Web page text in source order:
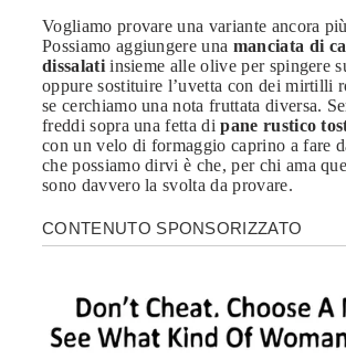
Vogliamo provare una variante ancora
Possiamo aggiungere una manciata di
dissalatiinsieme alle olive per spingere
oppure sostituire l’uvetta con dei mirtilli
se cerchiamo una nota fruttata diversa.
freddi sopra una fetta dipane rustico
con un velo di formaggio caprino a fare
che possiamo dirvi è che, per chi ama
sono davvero la svolta da provare.